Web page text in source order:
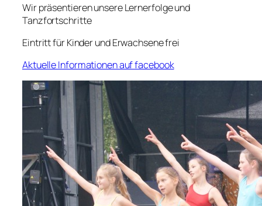
Wir präsentieren unsere Lernerfolge und
Tanzfortschritte
Eintritt für Kinder und Erwachsene frei
Aktuelle Informationen auf facebook